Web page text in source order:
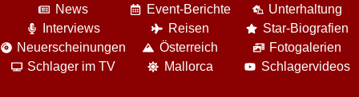
News
Interviews
Neuerscheinungen
Schlager im TV
Event-Berichte
Reisen
Österreich
Mallorca
Unterhaltung
Star-Biografien
Fotogalerien
Schlagervideos